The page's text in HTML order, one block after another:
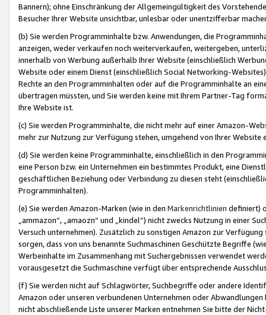
Bannern); ohne Einschränkung der Allgemeingültigkeit des
Besucher Ihrer Website unsichtbar, unlesbar oder unentzifferbar
(b) Sie werden Programminhalte bzw. Anwendungen, die
anzeigen, weder verkaufen noch weiterverkaufen, weitergeben,
innerhalb von Werbung außerhalb Ihrer Website (einschließlich
Website oder einem Dienst (einschließlich Social Networking-
Rechte an den Programminhalten oder auf die Programminhalte an
übertragen müssten, und Sie werden keine mit Ihrem Partner-Tag
Ihre Website ist.
(c) Sie werden Programminhalte, die nicht mehr auf einer Amazon-
mehr zur Nutzung zur Verfügung stehen, umgehend von Ihrer
(d) Sie werden keine Programminhalte, einschließlich in den
eine Person bzw. ein Unternehmen ein bestimmtes Produkt, eine
geschäftlichen Beziehung oder Verbindung zu diesen steht
Programminhalten).
(e) Sie werden Amazon-Marken (wie in den Markenrichtlinien definiert)
„ammazon“, „amaozn“ und „kindel“) nicht zwecks Nutzung in einer
Versuch unternehmen). Zusätzlich zu sonstigen Amazon zur
sorgen, dass von uns benannte Suchmaschinen Geschützte Begriffe
Werbeinhalte im Zusammenhang mit Suchergebnissen verwendet
vorausgesetzt die Suchmaschine verfügt über entsprechende
(f) Sie werden nicht auf Schlagwörter, Suchbegriffe oder andere
Amazon oder unseren verbundenen Unternehmen oder
nicht abschließende Liste unserer Marken entnehmen Sie bitte der